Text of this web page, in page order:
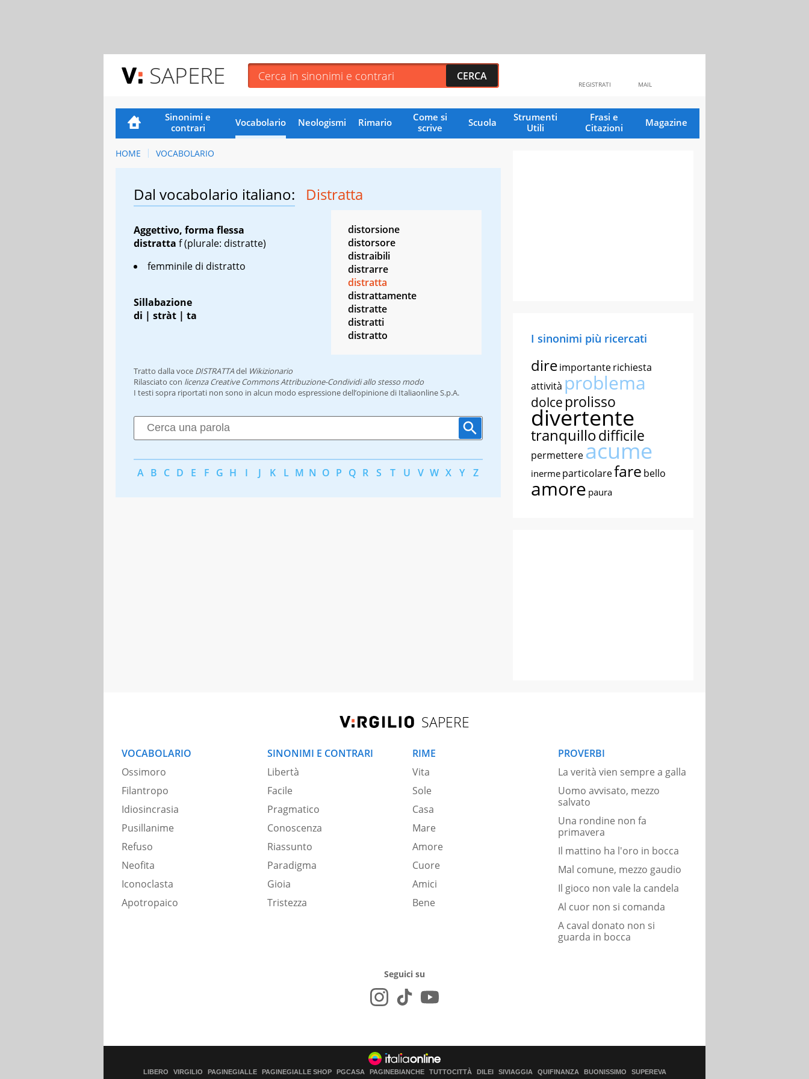
SAPERE MAIL
REGISTRATI
Sinonimi e
contrari
Vocabolario Neologismi Rimario
Come si
scrive
Scuola
Strumenti
Utili
Frasi e
Citazioni
Magazine
HOME VOCABOLARIO
Dal vocabolario italiano: Distratta
Aggettivo, forma flessa
distratta f(plurale: distratte)
femminile di distratto
Sillabazione
di | stràt | ta
distorsione
distorsore
distraibili
distrarre
distratta
distrattamente
distratte
distratti
distratto
Tratto dalla voce DISTRATTAdel Wikizionario
Rilasciato con licenza Creative Commons Attribuzione-Condividi allo stesso modo
I testi sopra riportati non sono in alcun modo espressione dell’opinione di Italiaonline S.p.A.
A B C D E F G H I J K L M N O P Q R S T U V W X Y Z
I sinonimi più ricercati
direimportanterichiesta
attività problema
dolce prolisso
divertente
tranquillodifficile
permettereacume
inerme particolarefare bello
amore paura
SAPERE
VOCABOLARIO
Ossimoro
Filantropo
Idiosincrasia
Pusillanime
Refuso
Neofita
Iconoclasta
Apotropaico
SINONIMI E CONTRARI
Libertà
Facile
Pragmatico
Conoscenza
Riassunto
Paradigma
Gioia
Tristezza
RIME
Vita
Sole
Casa
Mare
Amore
Cuore
Amici
Bene
PROVERBI
La verità vien sempre a galla
Uomo avvisato, mezzo
salvato
Una rondine non fa
primavera
Il mattino ha l'oro in bocca
Mal comune, mezzo gaudio
Il gioco non vale la candela
Al cuor non si comanda
A caval donato non si
guarda in bocca
Seguici su
LIBERO VIRGILIO PAGINEGIALLE PAGINEGIALLE SHOP PGCASA PAGINEBIANCHE TUTTOCITTÀ DILEI SIVIAGGIA QUIFINANZA BUONISSIMO SUPEREVA